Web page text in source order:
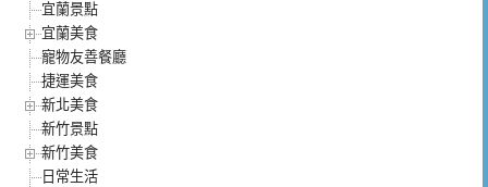
宜蘭景點
宜蘭美食
寵物友善餐廳
捷運美食
新北美食
新竹景點
新竹美食
日常生活